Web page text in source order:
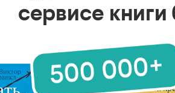
сервисе книги